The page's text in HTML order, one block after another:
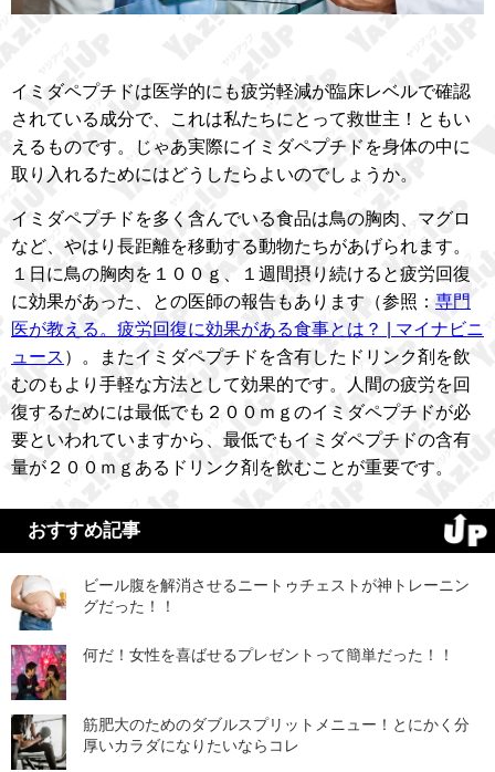
イミダペプチドは医学的にも疲労軽減が臨床レベルで確認
されている成分で、これは私たちにとって救世主！ともい
えるものです。じゃあ実際にイミダペプチドを身体の中に
取り入れるためにはどうしたらよいのでしょうか。
イミダペプチドを多く含んでいる食品は鳥の胸肉、マグロ
など、やはり長距離を移動する動物たちがあげられます。
１日に鳥の胸肉を１００ｇ、１週間摂り続けると疲労回復
に効果があった、との医師の報告もあります（参照： 専門
医が教える。疲労回復に効果がある食事とは？ | マイナビニ
ュース ）。またイミダペプチドを含有したドリンク剤を飲
むのもより手軽な方法として効果的です。人間の疲労を回
復するためには最低でも２００ｍｇのイミダペプチドが必
要といわれていますから、最低でもイミダペプチドの含有
量が２００ｍｇあるドリンク剤を飲むことが重要です。
おすすめ記事
ビール腹を解消させるニートゥチェストが神トレーニン
グだった！！
何だ！女性を喜ばせるプレゼントって簡単だった！！
筋肥大のためのダブルスプリットメニュー！とにかく分
厚いカラダになりたいならコレ